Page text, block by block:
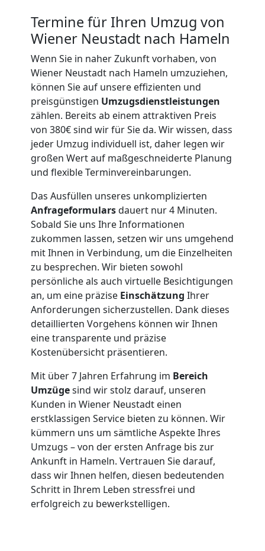
Termine für Ihren Umzug von
Wiener Neustadt nach Hameln
Wenn Sie in naher Zukunft vorhaben, von
Wiener Neustadt nach Hameln umzuziehen,
können Sie auf unsere effizienten und
preisgünstigen Umzugsdienstleistungen
zählen. Bereits ab einem attraktiven Preis
von 380€ sind wir für Sie da. Wir wissen, dass
jeder Umzug individuell ist, daher legen wir
großen Wert auf maßgeschneiderte Planung
und flexible Terminvereinbarungen.
Das Ausfüllen unseres unkomplizierten
Anfrageformularsdauert nur 4 Minuten.
Sobald Sie uns Ihre Informationen
zukommen lassen, setzen wir uns umgehend
mit Ihnen in Verbindung, um die Einzelheiten
zu besprechen. Wir bieten sowohl
persönliche als auch virtuelle Besichtigungen
an, um eine präzise Einschätzung Ihrer
Anforderungen sicherzustellen. Dank dieses
detaillierten Vorgehens können wir Ihnen
eine transparente und präzise
Kostenübersicht präsentieren.
Mit über 7 Jahren Erfahrung im Bereich
Umzügesind wir stolz darauf, unseren
Kunden in Wiener Neustadt einen
erstklassigen Service bieten zu können. Wir
kümmern uns um sämtliche Aspekte Ihres
Umzugs – von der ersten Anfrage bis zur
Ankunft in Hameln. Vertrauen Sie darauf,
dass wir Ihnen helfen, diesen bedeutenden
Schritt in Ihrem Leben stressfrei und
erfolgreich zu bewerkstelligen.
Neustadt
Küchenumzug
Wiener
Neustadt
Umzug
und
Lagerung
Wiener
Neustadt
Full-
Service-
Umzug
Wiener
Neustadt
Qualitäts-